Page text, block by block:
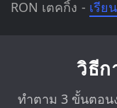
RON เตคกิ้ง - เรีย
วิธีก
ทำตาม 3 ขั้นตอน